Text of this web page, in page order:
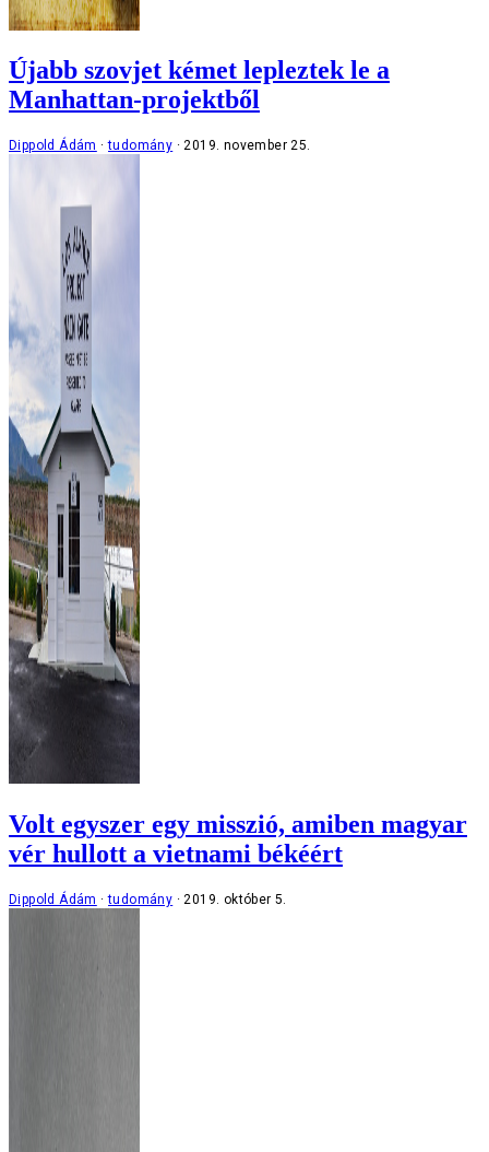
Újabb szovjet kémet lepleztek le a
Manhattan-projektből
Dippold Ádám tudomány 2019. november 25.
Volt egyszer egy misszió, amiben magyar
vér hullott a vietnami békéért
Dippold Ádám tudomány 2019. október 5.